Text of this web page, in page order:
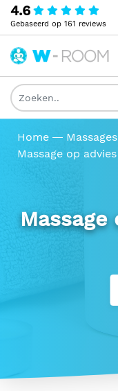
4.6
Gebaseerd op 161 reviews
Wellness
Room
Home
Massages
Massage op
Massage